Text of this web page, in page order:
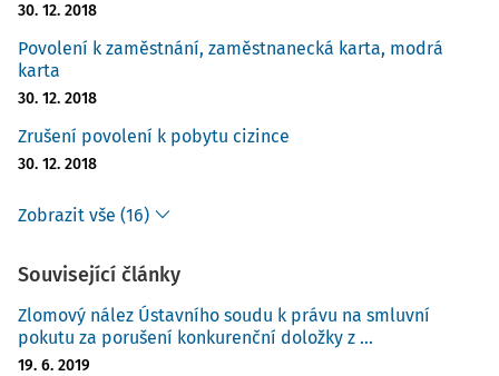
30. 12. 2018
Povolení k zaměstnání, zaměstnanecká karta, modrá
karta
30. 12. 2018
Zrušení povolení k pobytu cizince
30. 12. 2018
Zobrazit vše (16)
Související články
Zlomový nález Ústavního soudu k právu na smluvní
pokutu za porušení konkurenční doložky z ...
19. 6. 2019